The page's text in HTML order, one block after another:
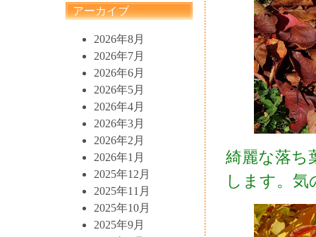
アーカイブ
2026年8月
2026年7月
2026年6月
2026年5月
2026年4月
2026年3月
2026年2月
2026年1月
2025年12月
2025年11月
2025年10月
2025年9月
綺麗な落ち
します。